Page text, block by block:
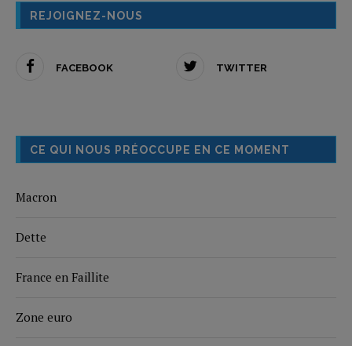
REJOIGNEZ-NOUS
FACEBOOK TWITTER
CE QUI NOUS PRÉOCCUPE EN CE MOMENT
Macron
Dette
France en Faillite
Zone euro